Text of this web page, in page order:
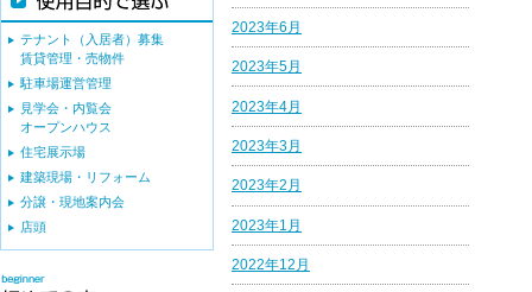
2023年6月
2023年5月
2023年4月
2023年3月
2023年2月
2023年1月
2022年12月
テナント（入居者）募集
賃貸管理・売物件
駐車場運営管理
見学会・内覧会
オープンハウス
住宅展示場
建築現場・リフォーム
分譲・現地案内会
店頭